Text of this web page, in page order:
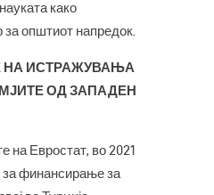
како
општиот напредок.
ИСТРАЖУВАЊА
ОД ЗАПАДЕН
на Евростат, во 2021
за финансирање за